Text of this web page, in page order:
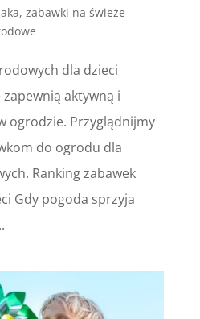
, zabawki na świeże
dla dzieci
aktywną i
ogrodzie. Przyglądnijmy
do ogrodu dla
Ranking zabawek
Gdy pogoda sprzyja